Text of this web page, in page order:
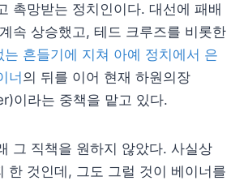
촉망받는 정치인이다. 대선에 패배
속 상승했고, 테드 크루즈를 비롯한
는 흔들기에 지쳐 아예 정치에서 은
너 의 뒤를 이어 현재 하원의장
이라는 중책을 맡고 있다.
그 직책을 원하지 않았다. 사실상
한 것인데, 그도 그럴 것이 베이너를